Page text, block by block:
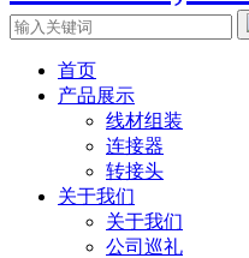
首页
产品展示
线材组装
连接器
转接头
关于我们
关于我们
公司巡礼